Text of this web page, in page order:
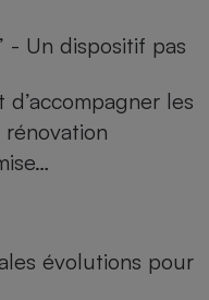
- Un dispositif pas
les
évolutions pour